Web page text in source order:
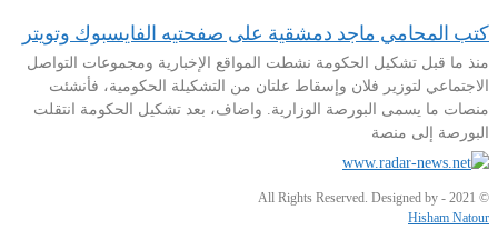
كتب المحامي ماجد دمشقية على صفحتيه الفايسبوك وتويتر
منذ ما قبل تشكيل الحكومة نشطت المواقع الإخبارية ومجموعات التواصل
الاجتماعي لتوزير فلان وإسقاط علتان من التشكيلة الحكومية، فأنشئت
منصات ما يسمى البورصة الوزارية. واضاف، بعد تشكيل الحكومة انتقلت
البورصة إلى منصة
© 2021 - All Rights Reserved. Designed by
Hisham Natour